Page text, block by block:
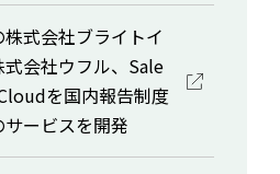
式会社ブライトイ
会社ウフル、Sale
を国内報告制度
ービスを開発